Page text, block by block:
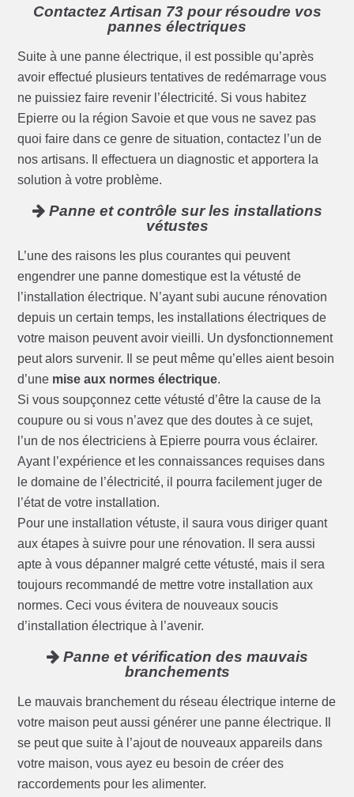
Contactez Artisan 73 pour résoudre vos
pannes électriques
Suite à une panne électrique, il est possible qu’après
avoir effectué plusieurs tentatives de redémarrage vous
ne puissiez faire revenir l’électricité. Si vous habitez
Epierre ou la région Savoie et que vous ne savez pas
quoi faire dans ce genre de situation, contactez l’un de
nos artisans. Il effectuera un diagnostic et apportera la
solution à votre problème.
Panne et contrôle sur les installations
vétustes
L’une des raisons les plus courantes qui peuvent
engendrer une panne domestique est la vétusté de
l’installation électrique. N’ayant subi aucune rénovation
depuis un certain temps, les installations électriques de
votre maison peuvent avoir vieilli. Un dysfonctionnement
peut alors survenir. Il se peut même qu’elles aient besoin
d’une mise aux normes électrique.
Si vous soupçonnez cette vétusté d’être la cause de la
coupure ou si vous n’avez que des doutes à ce sujet,
l’un de nos électriciens à Epierre pourra vous éclairer.
Ayant l’expérience et les connaissances requises dans
le domaine de l’électricité, il pourra facilement juger de
l’état de votre installation.
Pour une installation vétuste, il saura vous diriger quant
aux étapes à suivre pour une rénovation. Il sera aussi
apte à vous dépanner malgré cette vétusté, mais il sera
toujours recommandé de mettre votre installation aux
normes. Ceci vous évitera de nouveaux soucis
d’installation électrique à l’avenir.
Panne et vérification des mauvais
branchements
Le mauvais branchement du réseau électrique interne de
votre maison peut aussi générer une panne électrique. Il
se peut que suite à l’ajout de nouveaux appareils dans
votre maison, vous ayez eu besoin de créer des
raccordements pour les alimenter.